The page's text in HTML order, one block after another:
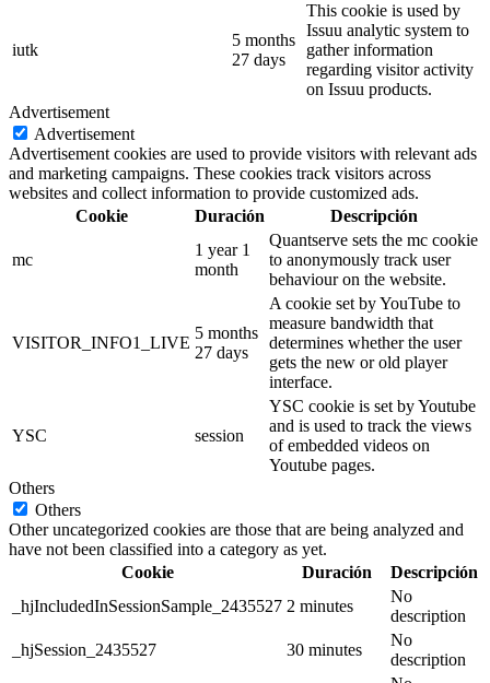
iutk
5 months
27 days
This cookie is used by
Issuu analytic system to
gather information
regarding visitor activity
on Issuu products.
Advertisement
Advertisement
Advertisement cookies are used to provide visitors with relevant ads
and marketing campaigns. These cookies track visitors across
websites and collect information to provide customized ads.
Cookie
Duración Descripción
mc
1 year 1
month
Quantserve sets the mc cookie
to anonymously track user
behaviour on the website.
VISITOR_INFO1_LIVE
5 months
27 days
A cookie set by YouTube to
measure bandwidth that
determines whether the user
gets the new or old player
interface.
YSC session
YSC cookie is set by Youtube
and is used to track the views
of embedded videos on
Youtube pages.
Others
Others
Other uncategorized cookies are those that are being analyzed and
have not been classified into a category as yet.
Cookie
Duración
Descripción
_hjIncludedInSessionSample_2435527 2 minutes
No
description
_hjSession_2435527
30 minutes
No
description